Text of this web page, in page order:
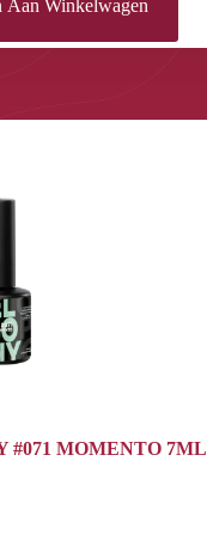
Aan Winkelwagen
#071 MOMENTO 7ML